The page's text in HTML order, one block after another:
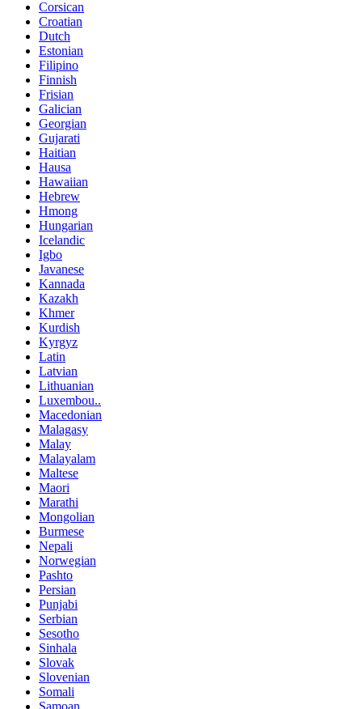
Corsican
Croatian
Dutch
Estonian
Filipino
Finnish
Frisian
Galician
Georgian
Gujarati
Haitian
Hausa
Hawaiian
Hebrew
Hmong
Hungarian
Icelandic
Igbo
Javanese
Kannada
Kazakh
Khmer
Kurdish
Kyrgyz
Latin
Latvian
Lithuanian
Luxembou..
Macedonian
Malagasy
Malay
Malayalam
Maltese
Maori
Marathi
Mongolian
Burmese
Nepali
Norwegian
Pashto
Persian
Punjabi
Serbian
Sesotho
Sinhala
Slovak
Slovenian
Somali
Samoan